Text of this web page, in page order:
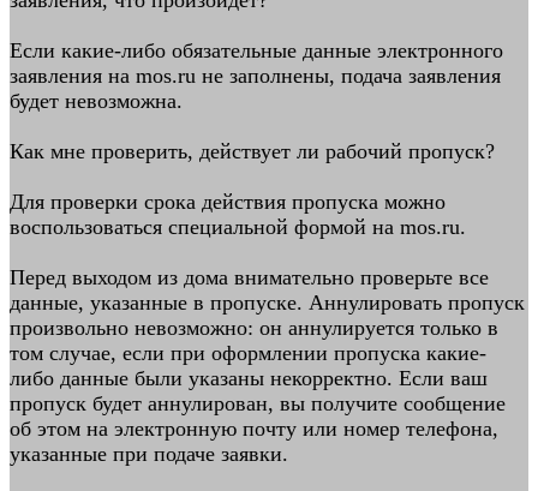
Если какие-либо обязательные данные электронного
заявления на mos.ru не заполнены, подача заявления
будет невозможна.
Как мне проверить, действует ли рабочий пропуск?
Для проверки срока действия пропуска можно
воспользоваться специальной формой на mos.ru.
Перед выходом из дома внимательно проверьте все
данные, указанные в пропуске. Аннулировать пропуск
произвольно невозможно: он аннулируется только в
том случае, если при оформлении пропуска какие-
либо данные были указаны некорректно. Если ваш
пропуск будет аннулирован, вы получите сообщение
об этом на электронную почту или номер телефона,
указанные при подаче заявки.